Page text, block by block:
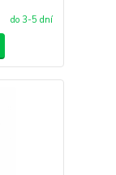
do 3-5 dní